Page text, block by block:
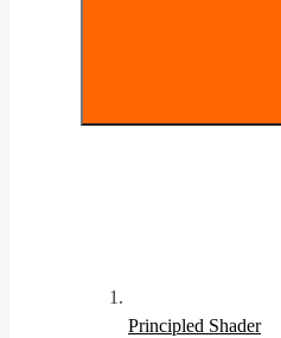
Principled Shader